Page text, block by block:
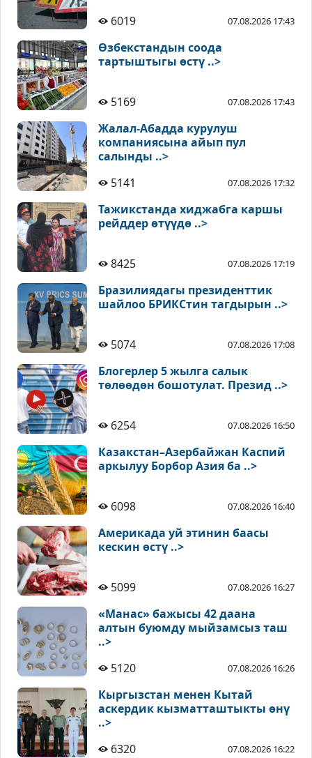
6019 07.08.2026 17:43
Өзбекстандын соода
тартыштыгы өстү ..>
5169 07.08.2026 17:43
Жалал-Абадда курулуш
компаниясына айып пул
салынды ..>
5141
07.08.2026 17:32
Тажикстанда хиджабга каршы
рейддер өтүүдө ..>
8425 07.08.2026 17:19
Бразилиядагы президенттик
шайлоо БРИКСтин тагдырын ..>
5074 07.08.2026 17:08
Блогерлер 5 жылга салык
төлөөдөн бошотулат. Презид ..>
6254 07.08.2026 16:50
Казакстан–Азербайжан Каспий
аркылуу Борбор Азия ба ..>
6098 07.08.2026 16:40
Америкада уй этинин баасы
кескин өстү ..>
5099 07.08.2026 16:27
«Манас» бажысы 42 даана
алтын буюмду мыйзамсыз таш
..>
5120
07.08.2026 16:26
Кыргызстан менен Кытай
аскердик кызматташтыкты өнү
..>
6320
07.08.2026 16:22